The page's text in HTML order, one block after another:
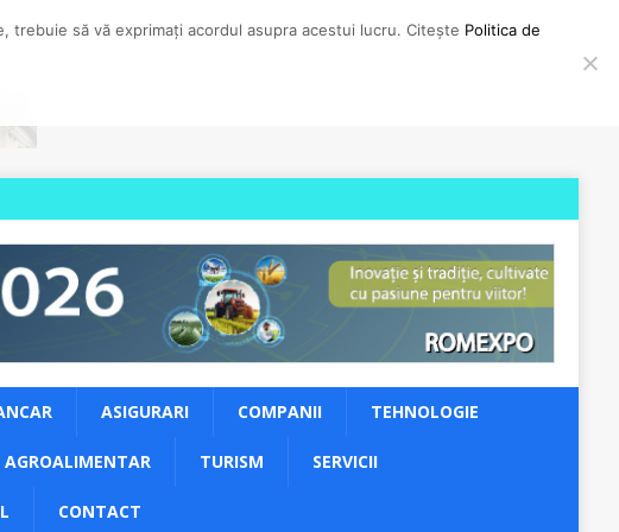
ASIGURARI COMPANII TEHNOLOGIE
AGROALIMENTAR TURISM SERVICII
CONTACT
să vă exprimați acordul asupra acestui lucru. Citește Politica de